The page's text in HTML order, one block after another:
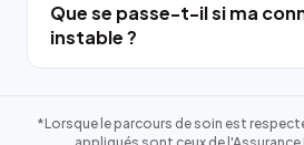
Que se passe-t-il si ma
instable ?
*Lorsque le parcours de soin est